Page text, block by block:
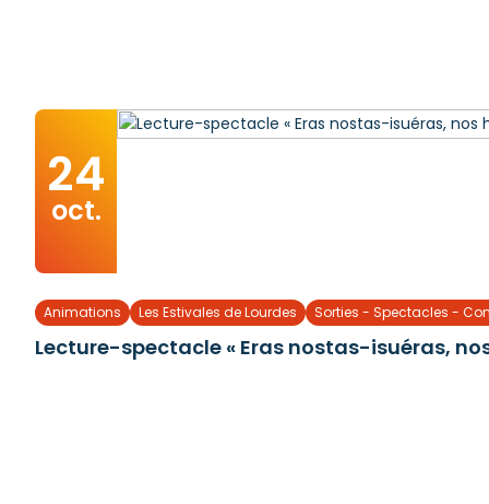
24
oct.
Animations Les Estivales de Lourdes Sorties - Spectacles -
Lecture-spectacle « Eras nostas-isuéras,